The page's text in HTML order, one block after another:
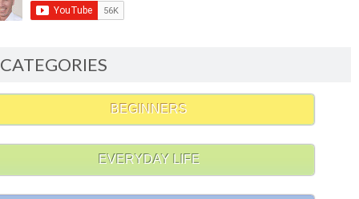
CATEGORIES
BEGINNERS
EVERYDAY LIFE